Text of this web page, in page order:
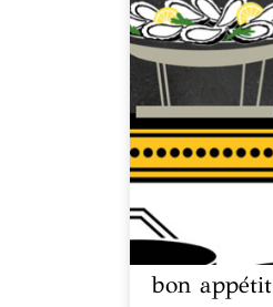
bon appétit